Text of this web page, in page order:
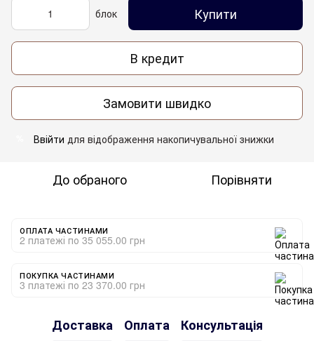
блок Купити
В кредит
Замовити швидко
Ввійти для відображення накопичувальної знижки
До обраного Порівняти
ОПЛАТА ЧАСТИНАМИ
2 платежі по 35 055.00 грн
ПОКУПКА ЧАСТИНАМИ
3 платежі по 23 370.00 грн
Доставка Оплата Консультація